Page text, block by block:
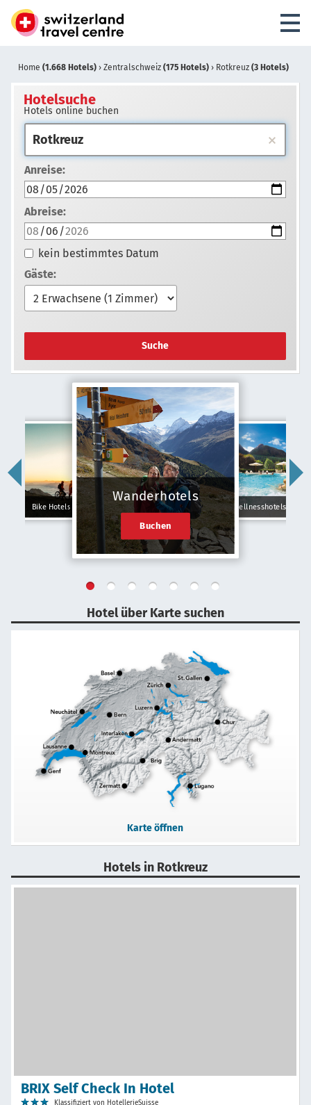
Home (1.668 Hotels) › Zentralschweiz (175 Hotels) › Rotkreuz (3 Hotels)
Hotelsuche
Hotels online buchen
Anreise:
Abreise:
kein bestimmtes Datum
Gäste:
Suche
Bike Hotels
Wanderhotels
Buchen
Wellnesshotels
Hotel über Karte suchen
Karte öffnen
Hotels in Rotkreuz
BRIX Self Check In Hotel
Klassifiziert von HotellerieSuisse